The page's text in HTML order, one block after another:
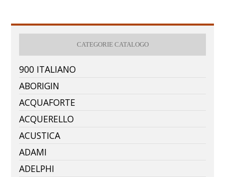
CATEGORIE CATALOGO
900 ITALIANO
ABORIGIN
ACQUAFORTE
ACQUERELLO
ACUSTICA
ADAMI
ADELPHI